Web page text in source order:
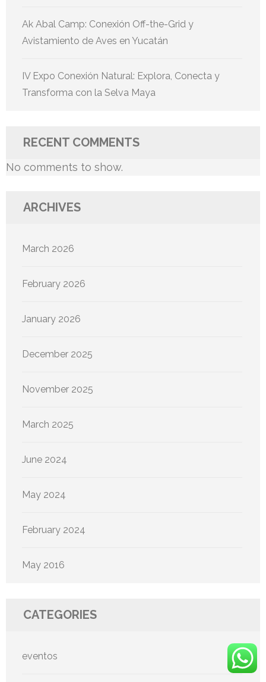
Ak Abal Camp: Conexión Off-the-Grid y
Avistamiento de Aves en Yucatán
IV Expo Conexión Natural: Explora, Conecta y
Transforma con la Selva Maya
RECENT COMMENTS
No comments to show.
ARCHIVES
March 2026
February 2026
January 2026
December 2025
November 2025
March 2025
June 2024
May 2024
February 2024
May 2016
CATEGORIES
eventos